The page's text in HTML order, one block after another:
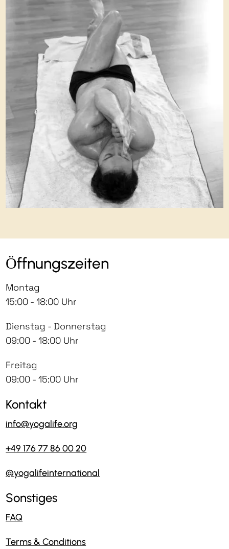
Öffnungszeiten
Montag
15:00 - 18:00 Uhr
Dienstag - Donnerstag
09:00 - 18:00 Uhr
Freitag
09:00 - 15:00 Uhr
Kontakt
info@yogalife.org
+49 176 77 86 00 20
@yogalifeinternational
Sonstiges
FAQ
Terms & Conditions